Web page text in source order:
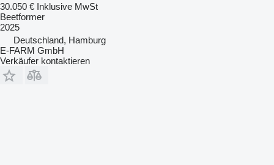
30.050 € Inklusive MwSt
Beetformer
2025
Deutschland, Hamburg
E-FARM GmbH
Verkäufer kontaktieren